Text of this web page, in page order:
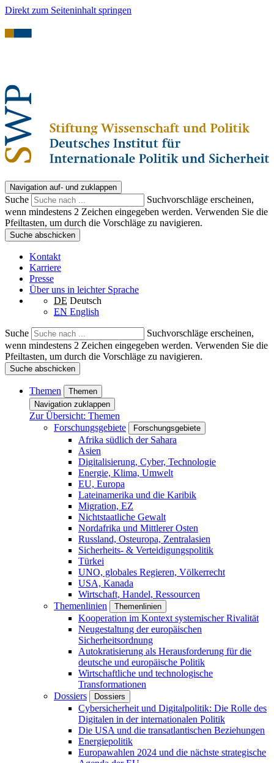
Direkt zum Seiteninhalt springen
Navigation auf- und zuklappen
Suche
Suchvorschläge erscheinen,
wenn mindestens 2 Zeichen eingegeben werden. Verwenden Sie die
Pfeiltasten, um durch die Vorschläge zu navigieren.
Suche abschicken
Kontakt
Karriere
Presse
Über uns in leichter Sprache
DE Deutsch
EN English
Suche
Suchvorschläge erscheinen,
wenn mindestens 2 Zeichen eingegeben werden. Verwenden Sie die
Pfeiltasten, um durch die Vorschläge zu navigieren.
Suche abschicken
Themen
Themen
Navigation zuklappen
Zur Übersicht: Themen
Forschungsgebiete
Forschungsgebiete
Afrika südlich der Sahara
Asien
Digitalisierung, Cyber, Technologie
Energie, Klima, Umwelt
EU, Europa
Lateinamerika und die Karibik
Migration, EZ
Nichtstaatliche Gewalt
Nordafrika und Mittlerer Osten
Russland, Osteuropa, Zentralasien
Sicherheits- & Verteidigungspolitik
Türkei
UNO, globales Regieren, Völkerrecht
USA, Kanada
Wirtschaft, Handel, Ressourcen
Themenlinien
Themenlinien
Kooperation im Kontext systemischer Rivalität
Neugestaltung der europäischen
Sicherheitsordnung
Autokratisierung als Herausforderung für die
deutsche und europäische Politik
Wirtschaftliche und technologische
Transformationen
Dossiers
Dossiers
Cybersicherheit und Digitalpolitik: Die Rolle des
Digitalen in der internationalen Politik
Die USA und die transatlantischen Beziehungen
Energiepolitik
Europawahlen 2024 und die nächste strategische